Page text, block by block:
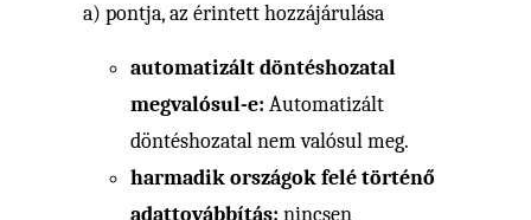
a) pontja, az érintett hozzájárulása
automatizált döntéshozatal
megvalósul-e: Automatizált
döntéshozatal nem valósul meg.
harmadik országok felé történő
adattovábbítás: nincsen